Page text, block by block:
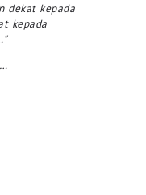
dekat kepada
kepada